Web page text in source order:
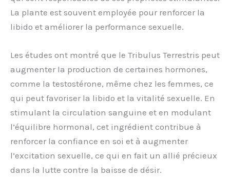
La plante est souvent employée pour renforcer la
libido et améliorer la performance sexuelle.
Les études ont montré que le Tribulus Terrestris peut
augmenter la production de certaines hormones,
comme la testostérone, même chez les femmes, ce
qui peut favoriser la libido et la vitalité sexuelle. En
stimulant la circulation sanguine et en modulant
l’équilibre hormonal, cet ingrédient contribue à
renforcer la confiance en soi et à augmenter
l’excitation sexuelle, ce qui en fait un allié précieux
dans la lutte contre la baisse de désir.